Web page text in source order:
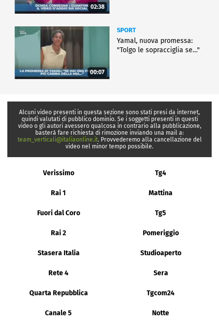
02:38
00:07
SPORT
Yamal, nuova promessa:
"Tolgo le sopracciglia se…"
Alcuni video presenti in questa sezione sono stati presi da internet,
quindi valutati di pubblico dominio. Se i soggetti presenti in questi
video o gli autori avessero qualcosa in contrario alla pubblicazione,
basterà fare richiesta di rimozione inviando una mail a:
team_verticali@italiaonline.it. Provvederemo alla cancellazione del
video nel minor tempo possibile.
Verissimo Tg4
Rai 1 Mattina
Fuori dal Coro Tg5
Rai 2 Pomeriggio
Stasera Italia Studioaperto
Rete 4 Sera
Quarta Repubblica Tgcom24
Canale 5 Notte